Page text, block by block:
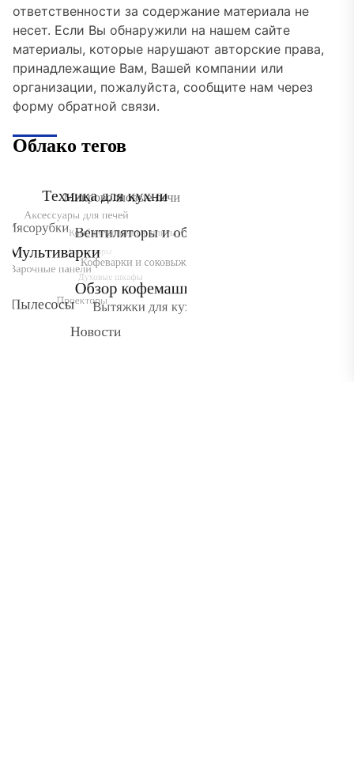
ответственности за содержание материала не
несет. Если Вы обнаружили на нашем сайте
материалы, которые нарушают авторские права,
принадлежащие Вам, Вашей компании или
организации, пожалуйста, сообщите нам через
форму обратной связи.
Облако тегов